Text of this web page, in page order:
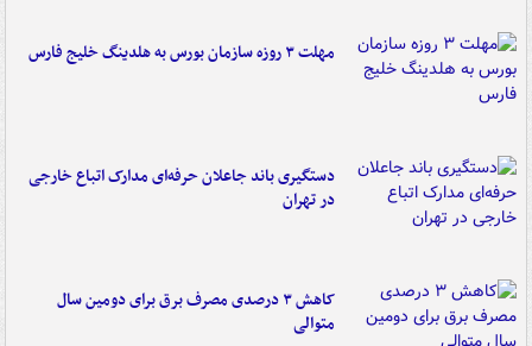
مهلت ۳ روزه سازمان بورس به هلدینگ خلیج فارس
دستگیری باند جاعلان حرفه‌ای مدارک اتباع خارجی
در تهران
کاهش ۳ درصدی مصرف برق برای دومین سال
متوالی